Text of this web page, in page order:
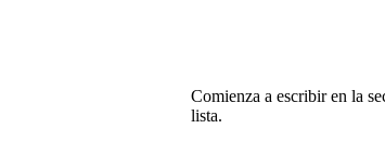
Comienza a escribir en la
lista.